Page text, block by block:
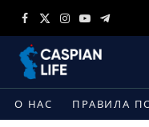
Facebook
X
Instagram
YouTubeTelegram
О НАС ПРАВИЛА